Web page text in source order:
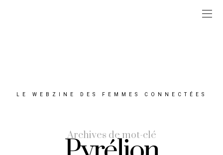
LE WEBZINE DES FEMMES CONNECTÉES
Archives de mot-clé